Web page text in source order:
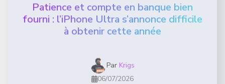
Patience et compte en banque bien
fourni : l’iPhone Ultra s’annonce difficile
à obtenir cette année
Par Krigs
06/07/2026